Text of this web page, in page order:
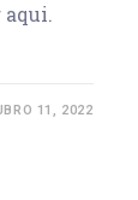
11, 2022